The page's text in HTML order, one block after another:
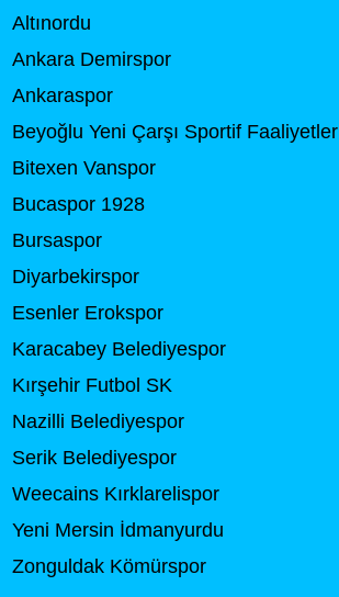
Altınordu
Ankara Demirspor
Ankaraspor
Beyoğlu Yeni Çarşı Sportif Faaliyetler
Bitexen Vanspor
Bucaspor 1928
Bursaspor
Diyarbekirspor
Esenler Erokspor
Karacabey Belediyespor
Kırşehir Futbol SK
Nazilli Belediyespor
Serik Belediyespor
Weecains Kırklarelispor
Yeni Mersin İdmanyurdu
Zonguldak Kömürspor